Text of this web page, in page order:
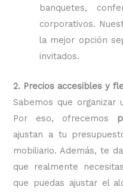
banquetes,
corporativos.
la mejor opción
invitados.
2. Precios accesibles y
Sabemos que
Por eso, ofrecemos
ajustan a tu
mobiliario. Además, te
que realmente
que puedas ajustar el